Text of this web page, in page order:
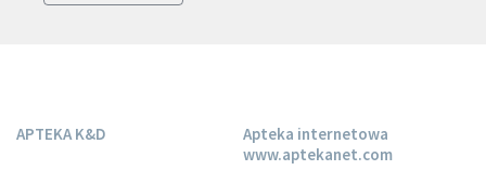
APTEKA K&D
Apteka internetowa
www.aptekanet.com